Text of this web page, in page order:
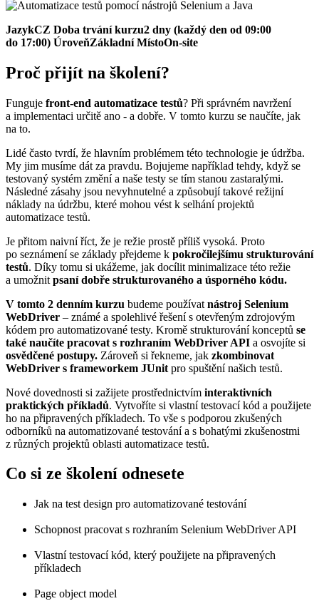
JazykCZ Doba trvání kurzu2 dny (každý den od 09:00
do 17:00) ÚroveňZákladní MístoOn-site
Proč přijít na školení?
Funguje front-end automatizace testů? Při správném navržení
a implementaci určitě ano - a dobře. V tomto kurzu se naučíte, jak
na to.
Lidé často tvrdí, že hlavním problémem této technologie je údržba.
My jim musíme dát za pravdu. Bojujeme například tehdy, když se
testovaný systém změní a naše testy se tím stanou zastaralými.
Následné zásahy jsou nevyhnutelné a způsobují takové režijní
náklady na údržbu, které mohou vést k selhání projektů
automatizace testů.
Je přitom naivní říct, že je režie prostě příliš vysoká. Proto
po seznámení se základy přejdeme k pokročilejšímu strukturování
testů. Díky tomu si ukážeme, jak docílit minimalizace této režie
a umožnit psaní dobře strukturovaného a úsporného kódu.
V tomto 2 denním kurzu budeme používat nástroj Selenium
WebDriver – známé a spolehlivé řešení s otevřeným zdrojovým
kódem pro automatizované testy. Kromě strukturování konceptů se
také naučíte pracovat s rozhraním WebDriver API a osvojíte si
osvědčené postupy. Zároveň si řekneme, jak zkombinovat
WebDriver s frameworkem JUnit pro spuštění našich testů.
Nové dovednosti si zažijete prostřednictvím interaktivních
praktických příkladů. Vytvoříte si vlastní testovací kód a použijete
ho na připravených příkladech. To vše s podporou zkušených
odborníků na automatizované testování a s bohatými zkušenostmi
z různých projektů oblasti automatizace testů.
Co si ze školení odnesete
Jak na test design pro automatizované testování
Schopnost pracovat s rozhraním Selenium WebDriver API
Vlastní testovací kód, který použijete na připravených
příkladech
Page object model